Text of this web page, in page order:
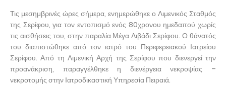
Τις μεσημβρινές ώρες σήμερα, ενημερώθηκε ο Λιμενικός Σταθμός
της Σερίφου, για τον εντοπισμό ενός 80χρονου ημεδαπού χωρίς
τις αισθήσεις του, στην παραλία Μέγα Λιβάδι Σερίφου. Ο θάνατός
του διαπιστώθηκε από τον ιατρό του Περιφερειακού Ιατρείου
Σερίφου. Από τη Λιμενική Αρχή της Σερίφου που διενεργεί την
προανάκριση, παραγγέλθηκε η διενέργεια νεκροψίας –
νεκροτομής στην Ιατροδικαστική Υπηρεσία Πειραιά.